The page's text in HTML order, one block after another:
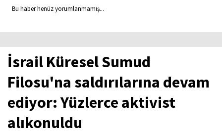
Bu haber henüz yorumlanmamış...
İsrail Küresel Sumud
Filosu'na saldırılarına devam
ediyor: Yüzlerce aktivist
alıkonuldu